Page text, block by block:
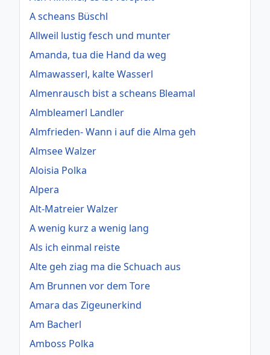
A scheans Büschl
Allweil lustig fesch und munter
Amanda, tua die Hand da weg
Almawasserl, kalte Wasserl
Almenrausch bist a scheans Bleamal
Almbleamerl Landler
Almfrieden- Wann i auf die Alma geh
Almsee Walzer
Aloisia Polka
Alpera
Alt-Matreier Walzer
A wenig kurz a wenig lang
Als ich einmal reiste
Alte geh ziag ma die Schuach aus
Am Brunnen vor dem Tore
Amara das Zigeunerkind
Am Bacherl
Amboss Polka